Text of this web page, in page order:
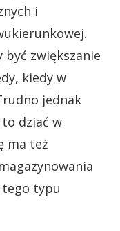
i
być zwiększanie
kiedy w
jednak
dziać w
ma też
tego typu